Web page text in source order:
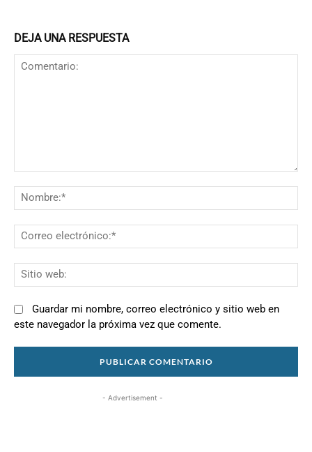
DEJA UNA RESPUESTA
Guardar mi nombre, correo electrónico y sitio web en
este navegador la próxima vez que comente.
- Advertisement -